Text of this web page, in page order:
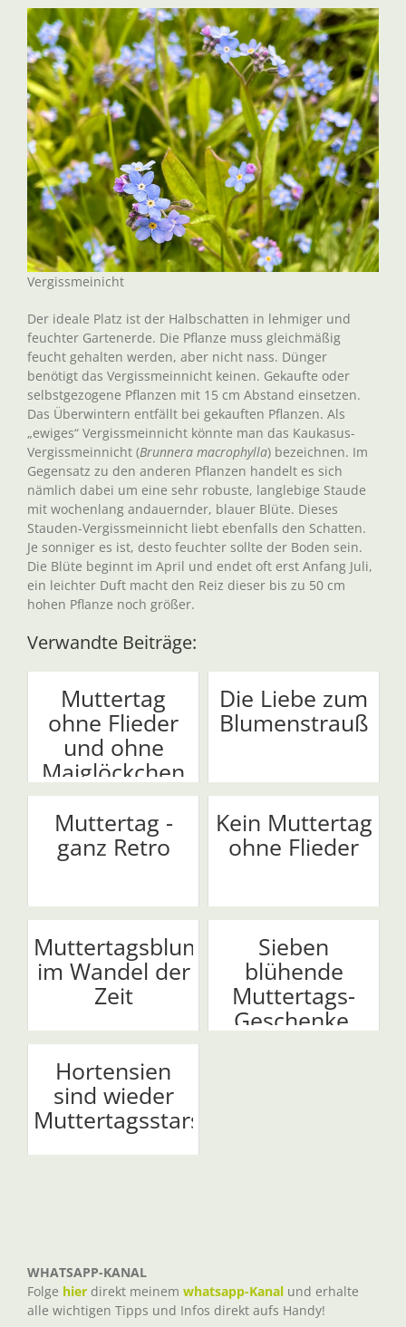
Vergissmeinicht
Der ideale Platz ist der Halbschatten in lehmiger und
feuchter Gartenerde. Die Pflanze muss gleichmäßig
feucht gehalten werden, aber nicht nass. Dünger
benötigt das Vergissmeinnicht keinen. Gekaufte oder
selbstgezogene Pflanzen mit 15 cm Abstand einsetzen.
Das Überwintern entfällt bei gekauften Pflanzen. Als
„ewiges“ Vergissmeinnicht könnte man das Kaukasus-
Vergissmeinnicht (Brunnera macrophylla) bezeichnen. Im
Gegensatz zu den anderen Pflanzen handelt es sich
nämlich dabei um eine sehr robuste, langlebige Staude
mit wochenlang andauernder, blauer Blüte. Dieses
Stauden-Vergissmeinnicht liebt ebenfalls den Schatten.
Je sonniger es ist, desto feuchter sollte der Boden sein.
Die Blüte beginnt im April und endet oft erst Anfang Juli,
ein leichter Duft macht den Reiz dieser bis zu 50 cm
hohen Pflanze noch größer.
Verwandte Beiträge:
Muttertag
ohne Flieder
und ohne
Maiglöckchen
Die Liebe zum
Blumenstrauß
Muttertag -
ganz Retro
Kein Muttertag
ohne Flieder
Muttertagsblumen
im Wandel der
Zeit
Sieben
blühende
Muttertags-
Geschenke,
Hortensien
sind wieder
Muttertagsstars
WHATSAPP-KANAL
Folge hier direkt meinem whatsapp-Kanal und erhalte
alle wichtigen Tipps und Infos direkt aufs Handy!